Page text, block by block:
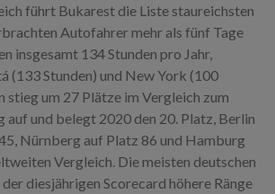
führt Bukarest die Liste staureichsten
Autofahrer mehr als fünf Tage
insgesamt 134 Stunden pro Jahr,
(133 Stunden) und New York (100
stieg um 27 Plätze im Vergleich zum
auf und belegt 2020 den 20. Platz, Berlin
Nürnberg auf Platz 86 und Hamburg
Vergleich. Die meisten deutschen
diesjährigen Scorecard höhere Ränge